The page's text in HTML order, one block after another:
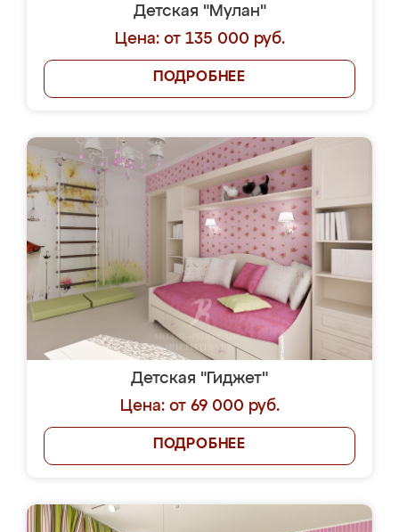
Детская "Мулан"
Цена: от 135 000 руб.
ПОДРОБНЕЕ
Детская "Гиджет"
Цена: от 69 000 руб.
ПОДРОБНЕЕ